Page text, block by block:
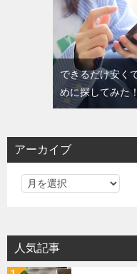
できるだけ安く
めに探してみた！
アーカイブ
ア
イ
ブ
人気記事